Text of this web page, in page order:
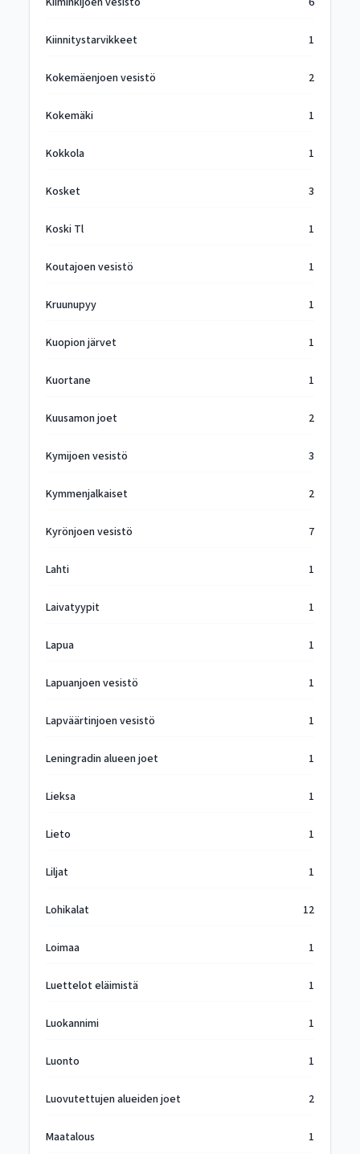
Kiinnitystarvikkeet 1
Kokemäenjoen vesistö 2
Kokemäki 1
Kokkola 1
Kosket 3
Koski Tl 1
Koutajoen vesistö 1
Kruunupyy 1
Kuopion järvet 1
Kuortane 1
Kuusamon joet 2
Kymijoen vesistö 3
Kymmenjalkaiset 2
Kyrönjoen vesistö 7
Lahti 1
Laivatyypit 1
Lapua 1
Lapuanjoen vesistö 1
Lapväärtinjoen vesistö 1
Leningradin alueen joet 1
Lieksa 1
Lieto 1
Liljat 1
Lohikalat 12
Loimaa 1
Luettelot eläimistä 1
Luokannimi 1
Luonto 1
Luovutettujen alueiden joet 2
Maatalous 1